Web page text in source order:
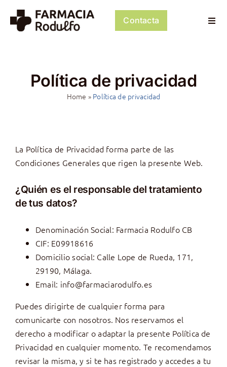
contenido
Psiconeuroinmunología
Tienda
Contacta
Política de privacidad
Home » Política de privacidad
La Política de Privacidad forma parte de las
Condiciones Generales que rigen la presente Web.
¿Quién es el responsable del tratamiento
de tus datos?
Denominación Social: Farmacia Rodulfo CB
CIF: E09918616
Domicilio social: Calle Lope de Rueda, 171,
29190, Málaga.
Email: info@farmaciarodulfo.es
Puedes dirigirte de cualquier forma para
comunicarte con nosotros. Nos reservamos el
derecho a modificar o adaptar la presente Política de
Privacidad en cualquier momento. Te recomendamos
revisar la misma, y si te has registrado y accedes a tu